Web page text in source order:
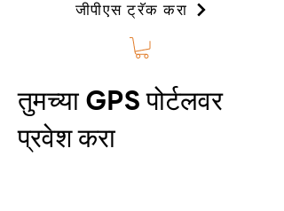
जीपीएस ट्रॅक करा
तुमच्या GPS पोर्टलवर
प्रवेश करा